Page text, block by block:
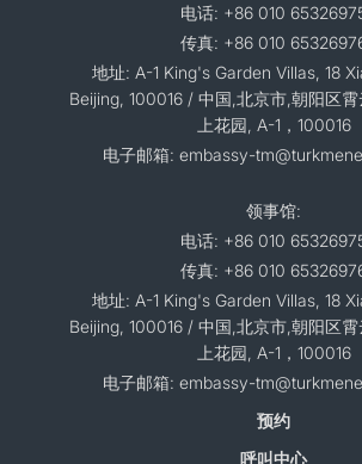
电话: +86 010
传真: +86 010
地址: A-1 King's Garden Villas, 18
Beijing, 100016 / 中国,北京市,朝阳区霄
上花园, A-1，100016
电子邮箱: embassy-
领事馆:
电话: +86 010
传真: +86 010
地址: A-1 King's Garden Villas, 18
Beijing, 100016 / 中国,北京市,朝阳区霄
上花园, A-1，100016
电子邮箱: embassy-
预约
呼叫中心